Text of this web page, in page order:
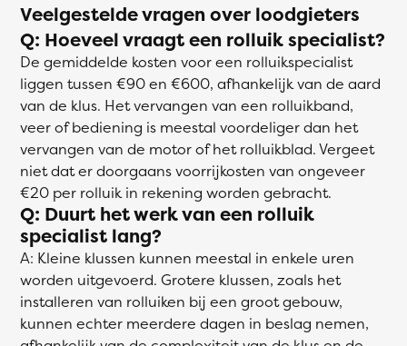
Veelgestelde vragen over loodgieters
Q: Hoeveel vraagt een rolluik specialist?
De gemiddelde kosten voor een rolluikspecialist
liggen tussen €90 en €600, afhankelijk van de aard
van de klus. Het vervangen van een rolluikband,
veer of bediening is meestal voordeliger dan het
vervangen van de motor of het rolluikblad. Vergeet
niet dat er doorgaans voorrijkosten van ongeveer
€20 per rolluik in rekening worden gebracht.
Q: Duurt het werk van een rolluik
specialist lang?
A: Kleine klussen kunnen meestal in enkele uren
worden uitgevoerd. Grotere klussen, zoals het
installeren van rolluiken bij een groot gebouw,
kunnen echter meerdere dagen in beslag nemen,